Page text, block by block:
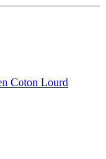
Coton Lourd